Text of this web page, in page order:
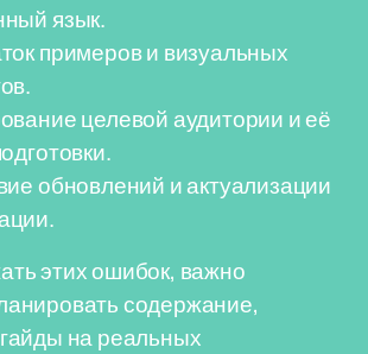
язык.
примеров и визуальных
целевой аудитории и её
обновлений и актуализации
этих ошибок, важно
содержание,
на реальных